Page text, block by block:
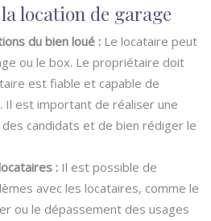
location de garage
du bien loué : Le locataire peut
ou le box. Le propriétaire doit
est fiable et capable de
Il est important de réaliser une
candidats et de bien rédiger le
: Il est possible de
avec les locataires, comme le
ou le dépassement des usages